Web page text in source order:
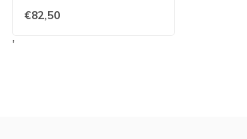
11908
€82,50
'